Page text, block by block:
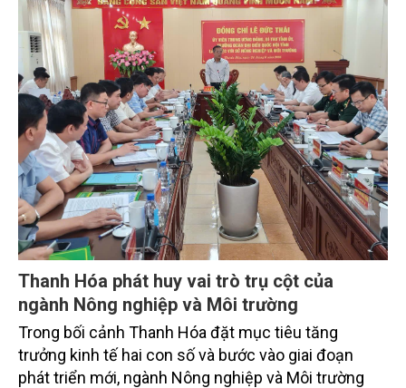
sinh học, ngành đang từng bước đưa dữ liệu và
công nghệ vào những lĩnh vực thiết thực nhất của
sản xuất, thị trường và quản lý nhà nước.
Thanh Hóa phát huy vai trò trụ cột của
ngành Nông nghiệp và Môi trường
Trong bối cảnh Thanh Hóa đặt mục tiêu tăng
trưởng kinh tế hai con số và bước vào giai đoạn
phát triển mới, ngành Nông nghiệp và Môi trường